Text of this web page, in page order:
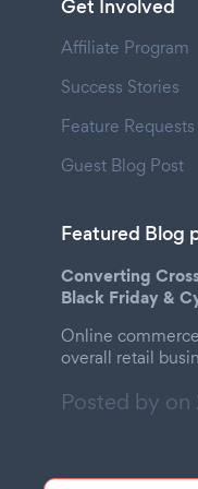
Get Involved
Affiliate Program
Success Stories
Feature Requests
Guest Blog Post
Featured Blog
Converting
Black Friday &
Online
overall retail
Posted by on